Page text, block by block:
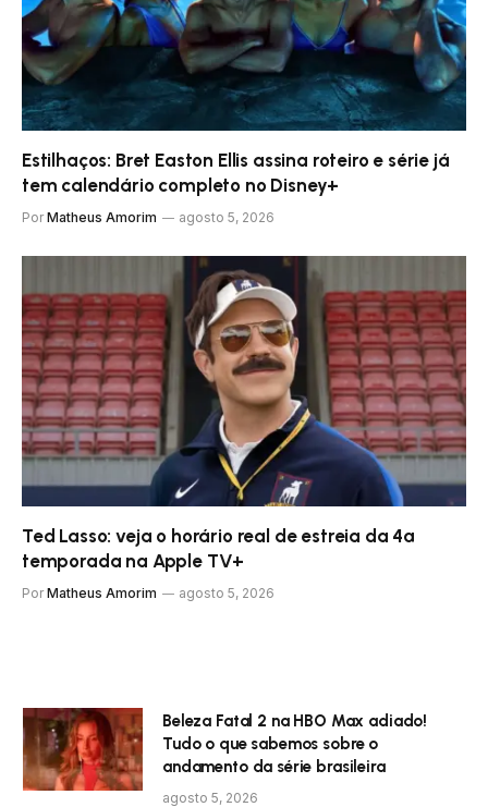
Estilhaços: Bret Easton Ellis assina roteiro e série já
tem calendário completo no Disney+
Por Matheus Amorim agosto 5, 2026
Ted Lasso: veja o horário real de estreia da 4ª
temporada na Apple TV+
Por Matheus Amorim agosto 5, 2026
Beleza Fatal 2 na HBO Max adiado!
Tudo o que sabemos sobre o
andamento da série brasileira
agosto 5, 2026